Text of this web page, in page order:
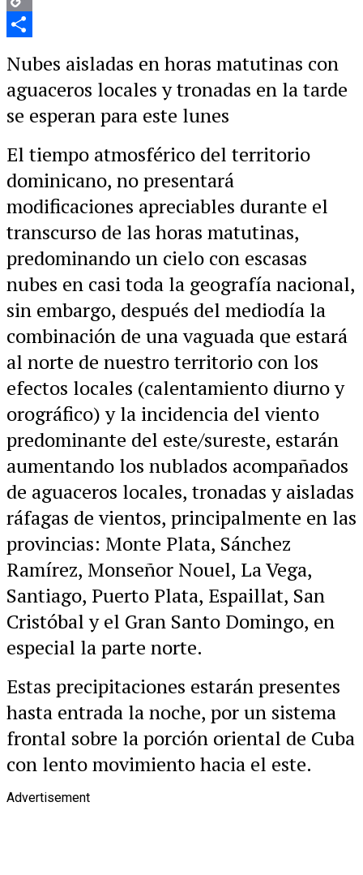
Copy
Nubes aisladas en horas matutinas con
aguaceros locales y tronadas en la tarde
se esperan para este lunes
El tiempo atmosférico del territorio
dominicano, no presentará
modificaciones apreciables durante el
transcurso de las horas matutinas,
predominando un cielo con escasas
nubes en casi toda la geografía nacional,
sin embargo, después del mediodía la
combinación de una vaguada que estará
al norte de nuestro territorio con los
efectos locales (calentamiento diurno y
orográfico) y la incidencia del viento
predominante del este/sureste, estarán
aumentando los nublados acompañados
de aguaceros locales, tronadas y aisladas
ráfagas de vientos, principalmente en las
provincias: Monte Plata, Sánchez
Ramírez, Monseñor Nouel, La Vega,
Santiago, Puerto Plata, Espaillat, San
Cristóbal y el Gran Santo Domingo, en
especial la parte norte.
Estas precipitaciones estarán presentes
hasta entrada la noche, por un sistema
frontal sobre la porción oriental de Cuba
con lento movimiento hacia el este.
Advertisement